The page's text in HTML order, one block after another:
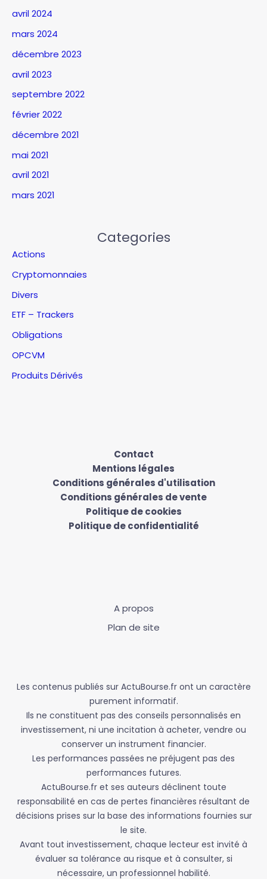
avril 2024
mars 2024
décembre 2023
avril 2023
septembre 2022
février 2022
décembre 2021
mai 2021
avril 2021
mars 2021
Categories
Actions
Cryptomonnaies
Divers
ETF – Trackers
Obligations
OPCVM
Produits Dérivés
Contact
Mentions légales
Conditions générales d'utilisation
Conditions générales de vente
Politique de cookies
Politique de confidentialité
A propos
Plan de site
Les contenus publiés sur ActuBourse.fr ont un caractère
purement informatif.
Ils ne constituent pas des conseils personnalisés en
investissement, ni une incitation à acheter, vendre ou
conserver un instrument financier.
Les performances passées ne préjugent pas des
performances futures.
ActuBourse.fr et ses auteurs déclinent toute
responsabilité en cas de pertes financières résultant de
décisions prises sur la base des informations fournies sur
le site.
Avant tout investissement, chaque lecteur est invité à
évaluer sa tolérance au risque et à consulter, si
nécessaire, un professionnel habilité.